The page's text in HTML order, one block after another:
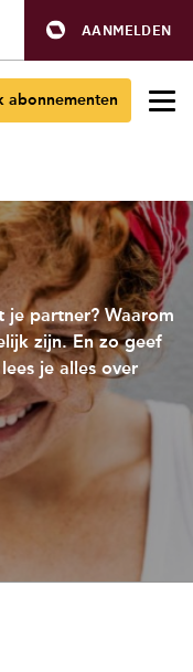
AANMELDEN
abonnementen
je partner? Waarom
zijn. En zo geef
je alles over